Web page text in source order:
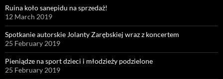
Ruina koło sanepidu na sprzedaż!
12 March 2019
Spotkanie autorskie Jolanty Zarębskiej wraz z koncertem
25 February 2019
Pieniądze na sport dzieci i młodzieży podzielone
25 February 2019